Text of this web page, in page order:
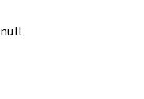
null